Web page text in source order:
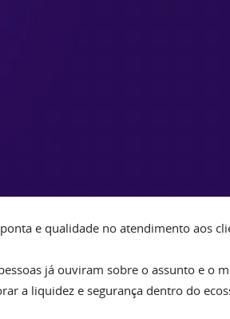
e qualidade no atendimento aos
já ouviram sobre o assunto e o
a liquidez e segurança dentro do